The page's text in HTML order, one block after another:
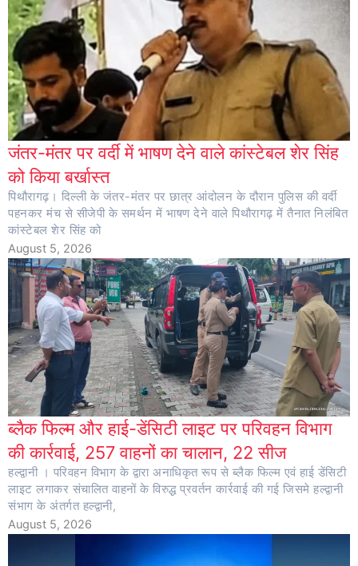
जंतर-मंतर पर वर्दी में भाषण देने वाले कांस्टेबल शेर सिंह
को किया बर्खास्त
पिथौरागढ़। दिल्ली के जंतर-मंतर पर छात्र आंदोलन के दौरान पुलिस की वर्दी
पहनकर मंच से सीजेपी के समर्थन में भाषण देने वाले पिथौरागढ़ में तैनात निलंबित
कांस्टेबल शेर सिंह को
August 5, 2026
ब्लैक फिल्म और हाई-डेंसिटी लाइट पर परिवहन विभाग
की कार्रवाई, 257 वाहनों का चालान, 22 सीज
हल्द्वानी । परिवहन विभाग के द्वारा अनाधिकृत रूप से ब्लैक फिल्म एवं हाई डेंसिटी
लाइट लगाकर संचालित वाहनों के विरुद्ध प्रवर्तन कार्रवाई की गई जिसमे हल्द्वानी
संभाग के अंतर्गत हल्द्वानी,
August 5, 2026